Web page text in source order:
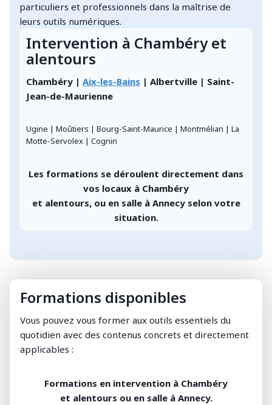
particuliers et professionnels dans la maîtrise de
leurs outils numériques.
Intervention à Chambéry et
alentours
Chambéry | Aix-les-Bains | Albertville | Saint-
Jean-de-Maurienne
Ugine | Moûtiers | Bourg-Saint-Maurice | Montmélian | La
Motte-Servolex | Cognin
Les formations se déroulent directement dans
vos locaux à Chambéry
et alentours, ou en salle à Annecy selon votre
situation.
Formations disponibles
Vous pouvez vous former aux outils essentiels du
quotidien avec des contenus concrets et directement
applicables :
Formations en intervention à Chambéry
et alentours ou en salle à Annecy.